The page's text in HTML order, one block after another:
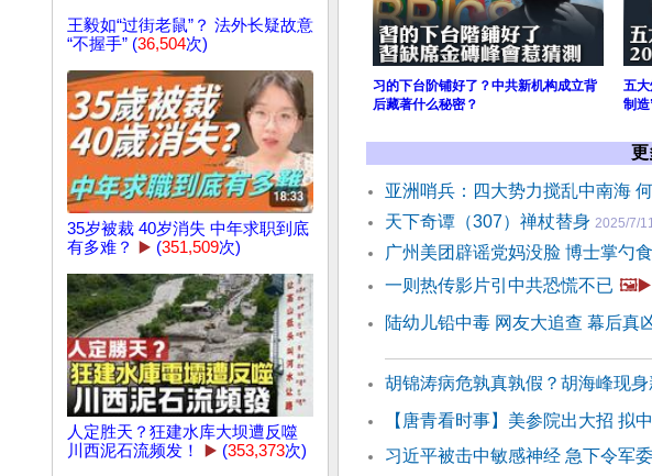
王毅如“过街老鼠”？ 法外长疑故意
“不握手” (36,504次)
35岁被裁 40岁消失 中年求职到底
有多难？
▶️ (351,509次)
人定胜天？狂建水库大坝遭反噬
川西泥石流频发！
▶️ (353,373次)
习的下台阶铺好了？中共新机构成立背
后藏著什么秘密？
五
制
更
亚洲哨兵：四大势力搅乱中南海
天下奇谭（307）禅杖替身 2025/7/
广州美团辟谣党妈没脸 博士掌勺
一则热传影片引中共恐慌不已 🖼️▶️
陆幼儿铅中毒 网友大追查 幕后真
胡锦涛病危孰真孰假？胡海峰现
【唐青看时事】美参院出大招 拟
习近平被击中敏感神经 急下令军